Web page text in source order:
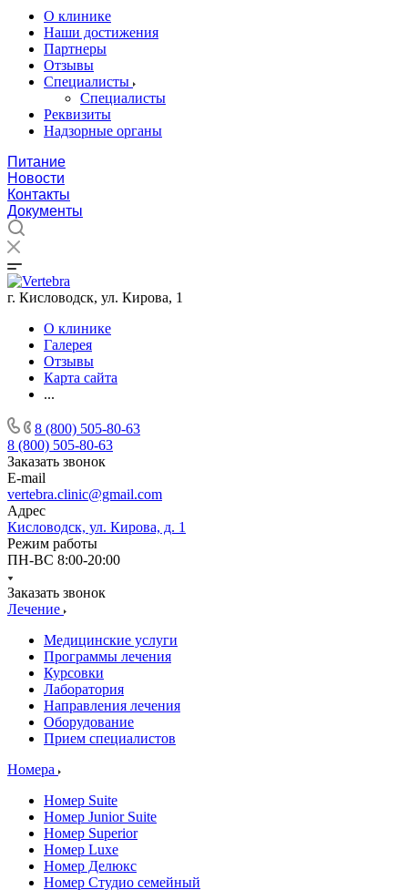
О клинике
Наши достижения
Партнеры
Отзывы
Специалисты
Специалисты
Реквизиты
Надзорные органы
Питание
Новости
Контакты
Документы
г. Кисловодск, ул. Кирова, 1
О клинике
Галерея
Отзывы
Карта сайта
...
8 (800) 505-80-63
8 (800) 505-80-63
Заказать звонок
E-mail
vertebra.clinic@gmail.com
Адрес
Кисловодск, ул. Кирова, д. 1
Режим работы
ПН-ВС 8:00-20:00
Заказать звонок
Лечение
Медицинские услуги
Программы лечения
Курсовки
Лаборатория
Направления лечения
Оборудование
Прием специалистов
Номера
Номер Suite
Номер Junior Suite
Номер Superior
Номер Luxe
Номер Делюкс
Номер Студио семейный